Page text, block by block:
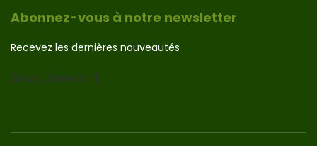
Abonnez-vous à notre newsletter
Recevez les dernières nouveautés
[sibwp_form id=1]